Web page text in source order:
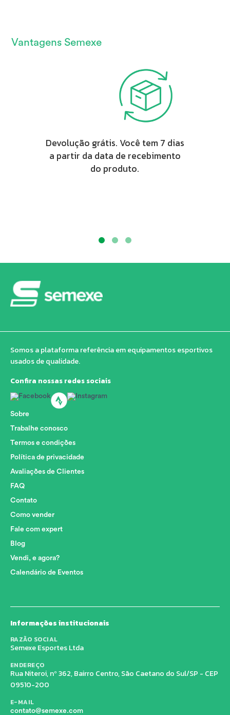
Vantagens Semexe
Devolução grátis. Você tem 7 dias
a partir da data de recebimento
do produto.
Somos a plataforma referência em equipamentos esportivos
usados de qualidade.
Confira nossas redes sociais
Sobre
Trabalhe conosco
Termos e condições
Política de privacidade
Avaliações de Clientes
FAQ
Contato
Como vender
Fale com expert
Blog
Vendi, e agora?
Calendário de Eventos
Informações institucionais
RAZÃO SOCIAL
Semexe Esportes Ltda
ENDEREÇO
Rua Niteroi, nº 362, Bairro Centro, São Caetano do Sul/SP - CEP
09510-200
E-MAIL
contato@semexe.com